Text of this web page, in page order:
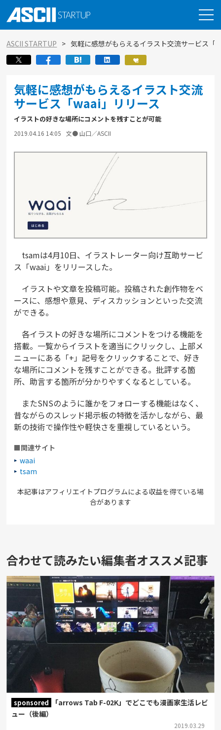
ASCII STARTUP 気軽に感想がもらえるイラスト交流サービス「
気軽に感想がもらえるイラスト交流
サービス「waai」リリース
イラストの好きな場所にコメントを残すことが可能
2019.04.16 14:05 文● 山口／ASCII
tsamは4月10日、イラストレーター向け互助サービ
ス「waai」をリリースした。
イラストや文章を投稿可能。投稿された創作物をベ
ースに、感想や意見、ディスカッションといった交流
ができる。
各イラストの好きな場所にコメントをつける機能を
搭載。一覧からイラストを適当にクリックし、上部メ
ニューにある「+」記号をクリックすることで、好き
な場所にコメントを残すことができる。批評する箇
所、助言する箇所が分かりやすくなるとしている。
またSNSのように誰かをフォローする機能はなく、
昔ながらのスレッド掲示板の特徴を活かしながら、最
新の技術で操作性や軽快さを重視しているという。
■関連サイト
waai
tsam
本記事はアフィリエイトプログラムによる収益を得ている場
合があります
合わせて読みたい編集者オススメ記事
sponsored
「arrows Tab F-02K」でどこでも漫画家生活レビ
ュー（後編）
2019.03.29